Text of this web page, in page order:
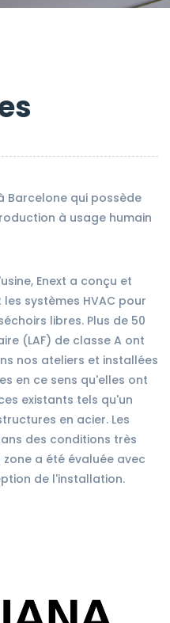
Barcelone qui possède
à usage humain
Enext a conçu et
systèmes HVAC pour
libres. Plus de 50
(LAF) de classe A ont
nos ateliers et installées
en ce sens qu'elles ont
existants tels qu'un
en acier. Les
des conditions très
zone a été évaluée avec
de l'installation.